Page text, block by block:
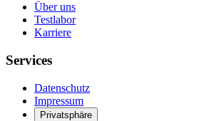
Über uns
Testlabor
Karriere
Services
Datenschutz
Impressum
Privatsphäre